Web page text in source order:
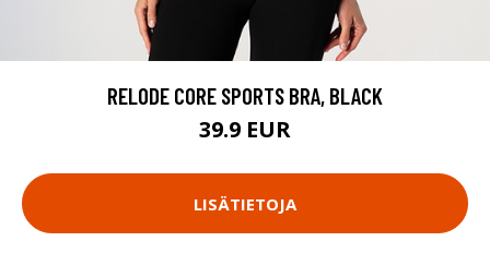
RELODE CORE SPORTS BRA, BLACK
39.9 EUR
LISÄTIETOJA